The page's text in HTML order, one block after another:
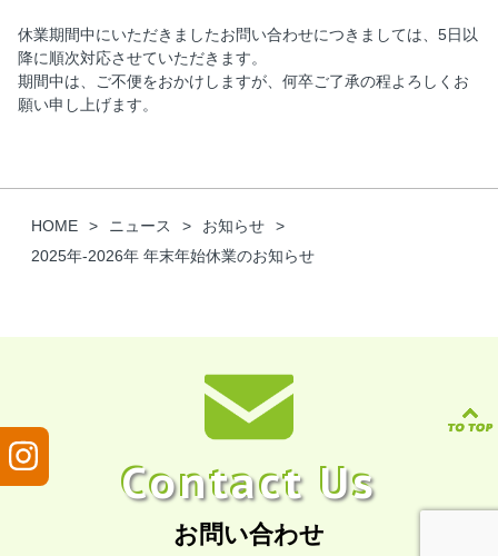
休業期間中にいただきましたお問い合わせにつきましては、5日以
降に順次対応させていただきます。
期間中は、ご不便をおかけしますが、何卒ご了承の程よろしくお
願い申し上げます。
HOME ニュース
お知らせ
2025年-2026年 年末年始休業のお知らせ
Contact Us
お問い合わせ